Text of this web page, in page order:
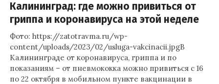
Калининград: где можно привиться от
гриппа и коронавируса на этой неделе
Фото: https://zatotravma.ru/wp-
content/uploads/2023/02/usluga-vakcinacii.jpgВ
Калининграде от коронавируса, гриппа и по
показаниям – от пневмококка можно привиться с 16
по 22 октября в мобильном пункте вакцинации в